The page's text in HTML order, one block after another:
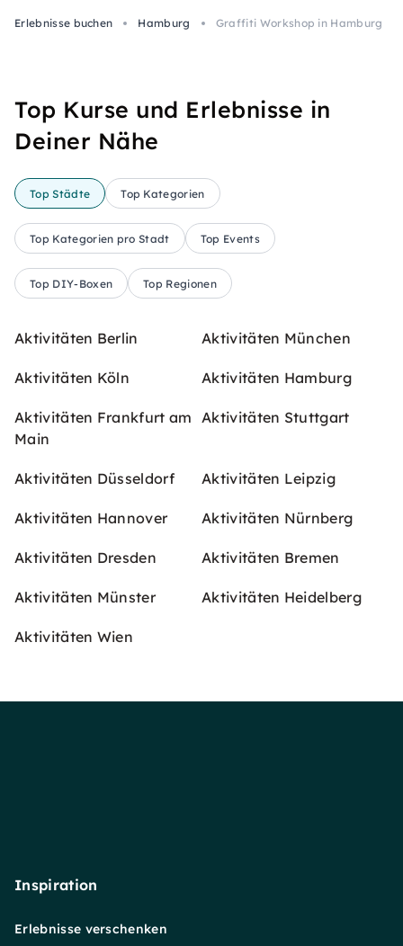
Erlebnisse buchen Hamburg Graffiti Workshop in Hamburg
Top Kurse und Erlebnisse in
Deiner Nähe
Top Städte Top Kategorien
Top Kategorien pro Stadt Top Events
Top DIY-Boxen Top Regionen
Aktivitäten Berlin Aktivitäten München
Aktivitäten Köln Aktivitäten Hamburg
Aktivitäten Frankfurt am
Main
Aktivitäten Stuttgart
Aktivitäten Düsseldorf Aktivitäten Leipzig
Aktivitäten Hannover Aktivitäten Nürnberg
Aktivitäten Dresden Aktivitäten Bremen
Aktivitäten Münster Aktivitäten Heidelberg
Aktivitäten Wien
Inspiration
Erlebnisse verschenken